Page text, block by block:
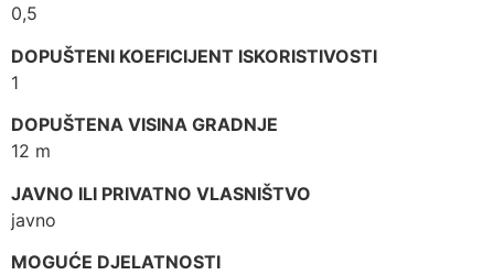
0,5
DOPUŠTENI KOEFICIJENT ISKORISTIVOSTI
1
DOPUŠTENA VISINA GRADNJE
12 m
JAVNO ILI PRIVATNO VLASNIŠTVO
javno
MOGUĆE DJELATNOSTI